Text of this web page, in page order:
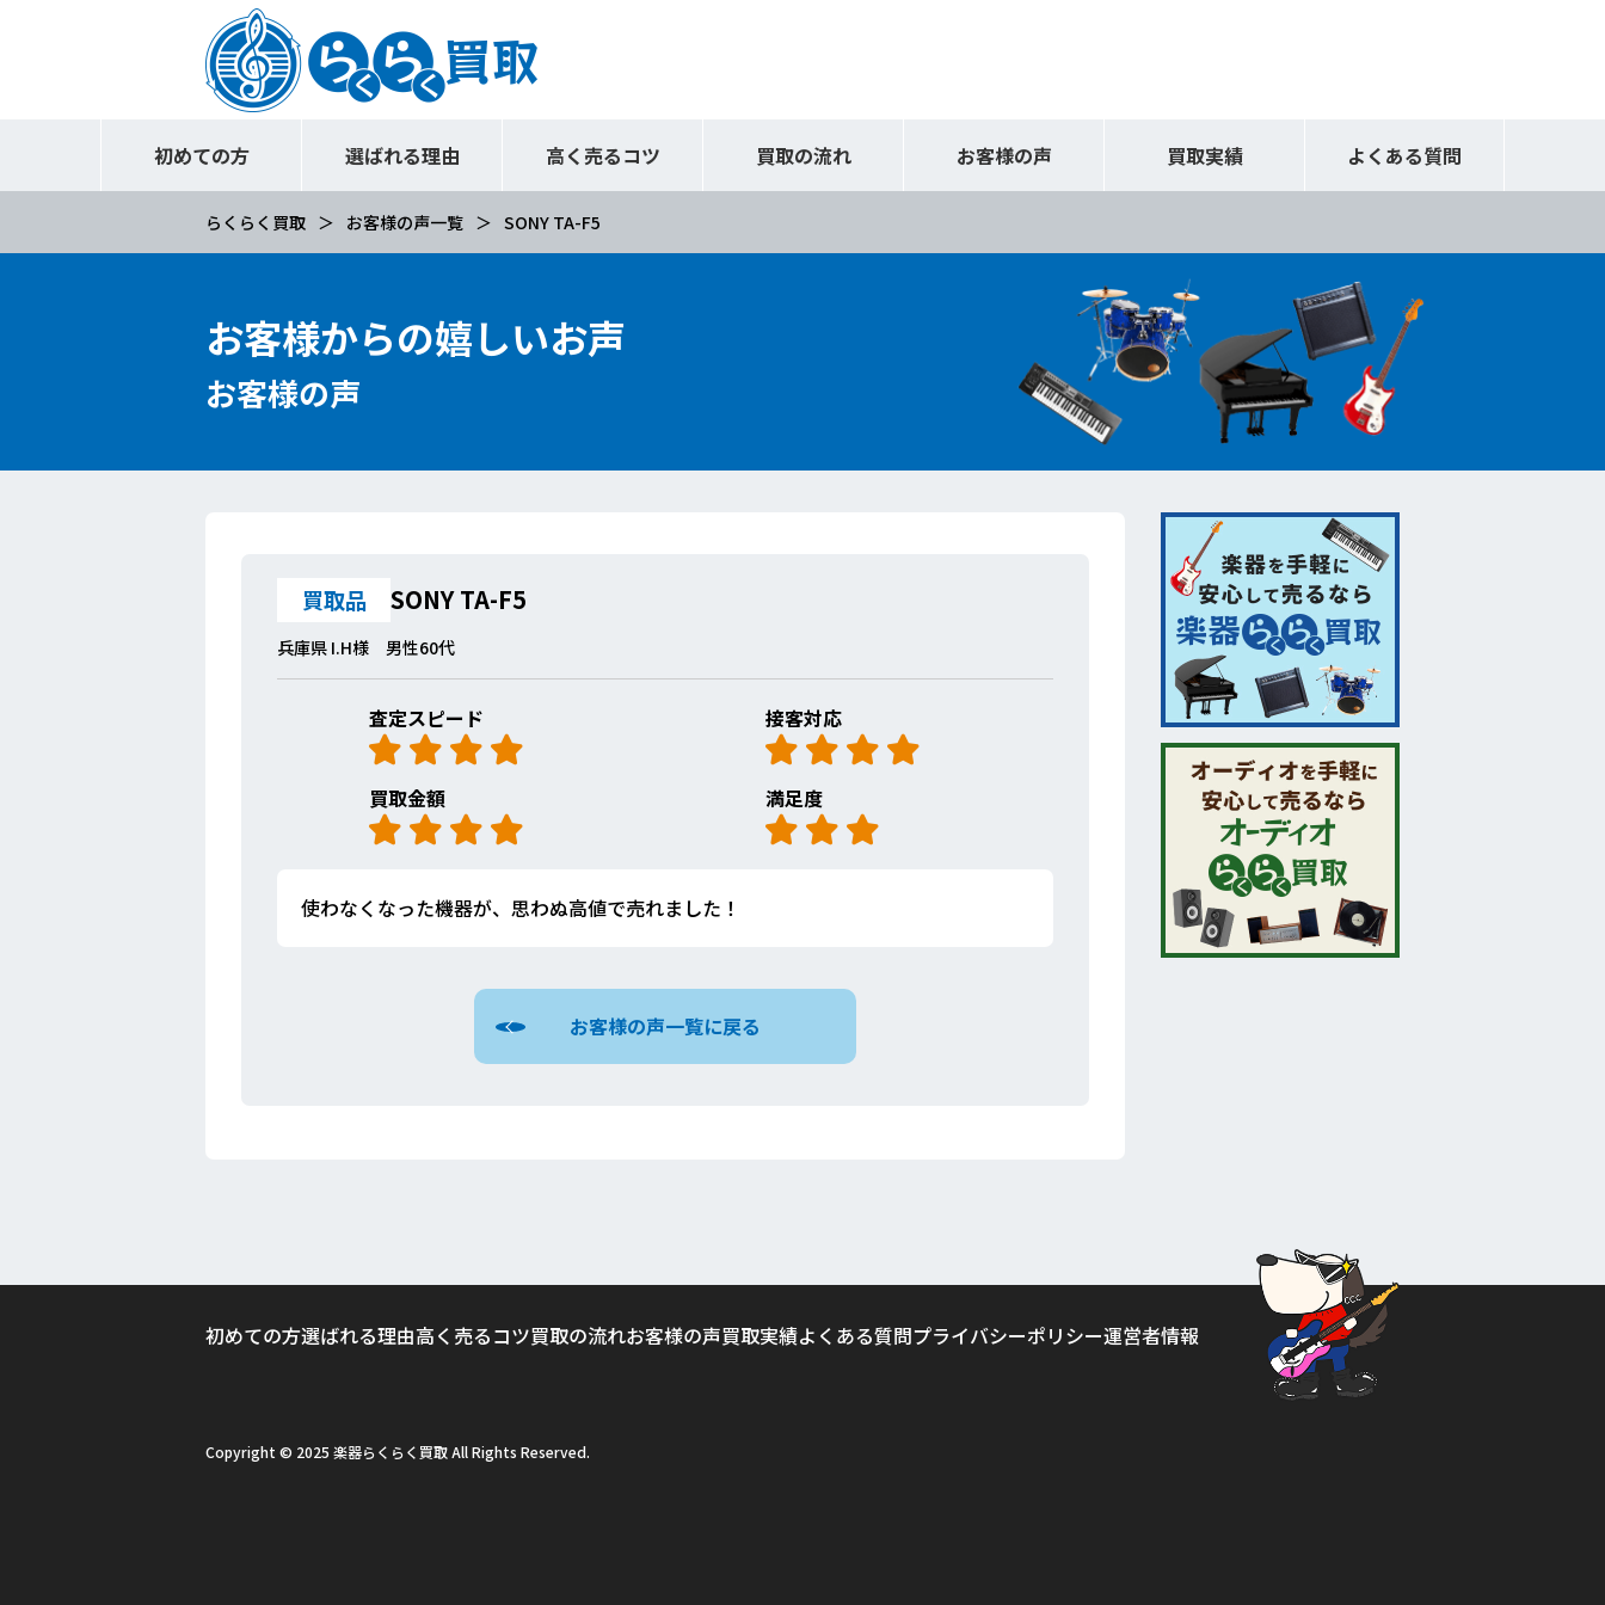
初めての方 選ばれる理由 高く売るコツ 買取の流れ お客様の声 買取実績 よくある質問
らくらく買取 お客様の声一覧 SONY TA-F5
お客様からの嬉しいお声
お客様の声
買取品 SONY TA-F5
兵庫県 I.H様 男性60代
査定スピード 接客対応
買取金額 満足度
使わなくなった機器が、思わぬ高値で売れました！
お客様の声一覧に戻る
初めての方選ばれる理由高く売るコツ買取の流れお客様の声買取実績よくある質問プライバシーポリシー運営者情報
Copyright © 2025 楽器らくらく買取 All Rights Reserved.